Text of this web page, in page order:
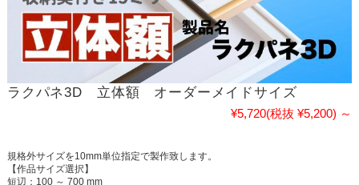
ラクパネ3D 立体額 オーダーメイドサイズ
¥5,720(税抜 ¥5,200) ～
規格外サイズを10mm単位指定で製作致します。
【作品サイズ選択】
短辺：100 ～ 700 mm